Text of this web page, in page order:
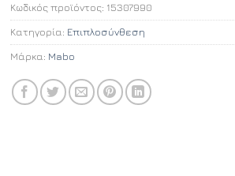
Κωδικός προϊόντος: 15307990
Κατηγορία: Επιπλοσύνθεση
Μάρκα: Mabo